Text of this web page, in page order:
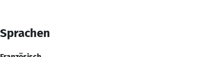
Sprachen